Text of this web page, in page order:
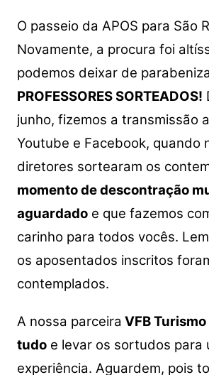
O passeio da APOS para São
Novamente, a procura foi
podemos deixar de
PROFESSORES SORTEADOS!
junho, fizemos a transmissão
Youtube e Facebook, quando
diretores sortearam os
momento de descontração
aguardadoe que fazemos
carinho para todos vocês.
os aposentados inscritos
contemplados.
A nossa parceira VFB
tudoe levar os sortudos para
experiência. Aguardem, pois